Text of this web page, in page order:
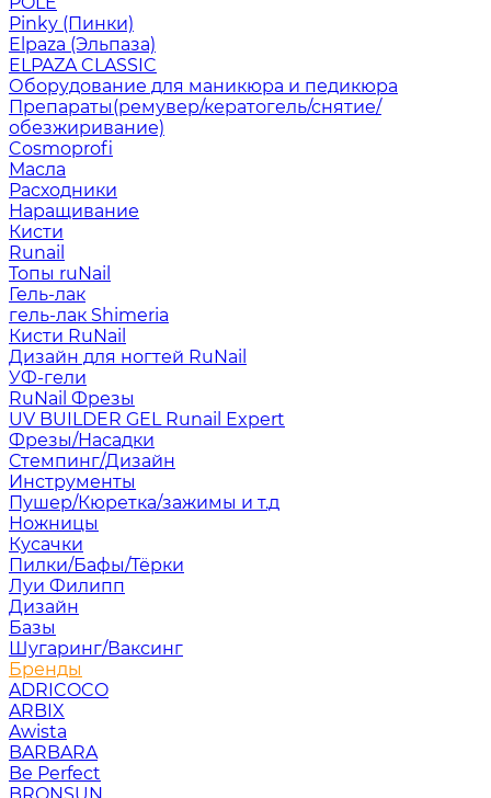
Pinky (Пинки)
Elpaza (Эльпаза)
ELPAZA CLASSIC
Оборудование для маникюра и педикюра
Препараты(ремувер/кератогель/снятие/
обезжиривание)
Cosmoprofi
Масла
Расходники
Наращивание
Кисти
Runail
Топы ruNail
Гель-лак
гель-лак Shimeria
Кисти RuNail
Дизайн для ногтей RuNail
УФ-гели
RuNail Фрезы
UV BUILDER GEL Runail Expert
Фрезы/Насадки
Стемпинг/Дизайн
Инструменты
Пушер/Кюретка/зажимы и т.д
Ножницы
Кусачки
Пилки/Бафы/Тёрки
Луи Филипп
Дизайн
Базы
Шугаринг/Ваксинг
Бренды
ADRICOCO
ARBIX
Awista
BARBARA
Be Perfect